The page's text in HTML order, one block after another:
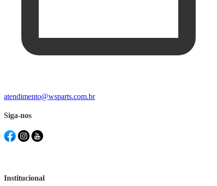
atendimento@wsparts.com.br
Siga-nos
Institucional